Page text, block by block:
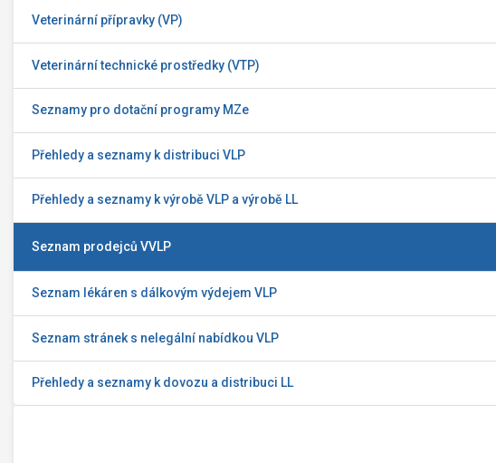
Veterinární přípravky (VP)
Veterinární technické prostředky (VTP)
Seznamy pro dotační programy MZe
Přehledy a seznamy k distribuci VLP
Přehledy a seznamy k výrobě VLP a výrobě LL
Seznam prodejců VVLP
Seznam lékáren s dálkovým výdejem VLP
Seznam stránek s nelegální nabídkou VLP
Přehledy a seznamy k dovozu a distribuci LL